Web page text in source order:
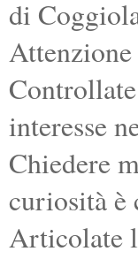
di
interesse
Chiedere
curiosità è
Articolate